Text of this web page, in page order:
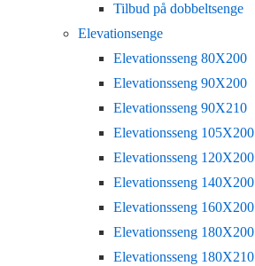
Tilbud på dobbeltsenge
Elevationsenge
Elevationsseng 80X200
Elevationsseng 90X200
Elevationsseng 90X210
Elevationsseng 105X200
Elevationsseng 120X200
Elevationsseng 140X200
Elevationsseng 160X200
Elevationsseng 180X200
Elevationsseng 180X210